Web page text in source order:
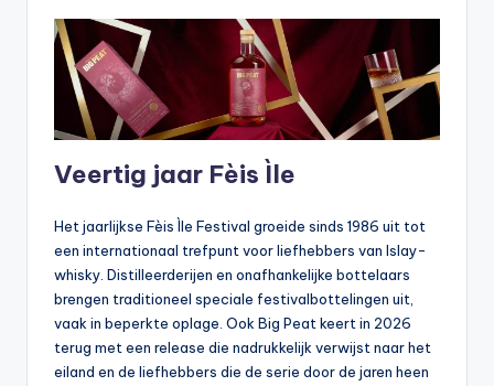
Veertig jaar Fèis Ìle
Het jaarlijkse Fèis Ìle Festival groeide sinds 1986 uit tot
een internationaal trefpunt voor liefhebbers van Islay-
whisky. Distilleerderijen en onafhankelijke bottelaars
brengen traditioneel speciale festivalbottelingen uit,
vaak in beperkte oplage. Ook Big Peat keert in 2026
terug met een release die nadrukkelijk verwijst naar het
eiland en de liefhebbers die de serie door de jaren heen